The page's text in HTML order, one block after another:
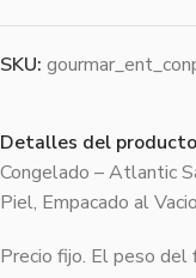
SKU:
Detalles del producto
Congelado – Atlantic
Piel, Empacado al
Precio fijo. El peso